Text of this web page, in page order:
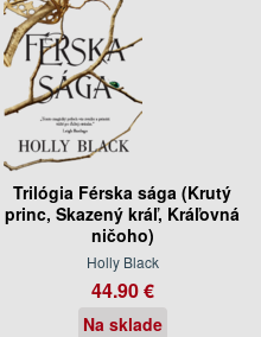
Trilógia Férska sága (Krutý
princ, Skazený kráľ, Kráľovná
ničoho)
Holly Black
44.90 €
Na sklade